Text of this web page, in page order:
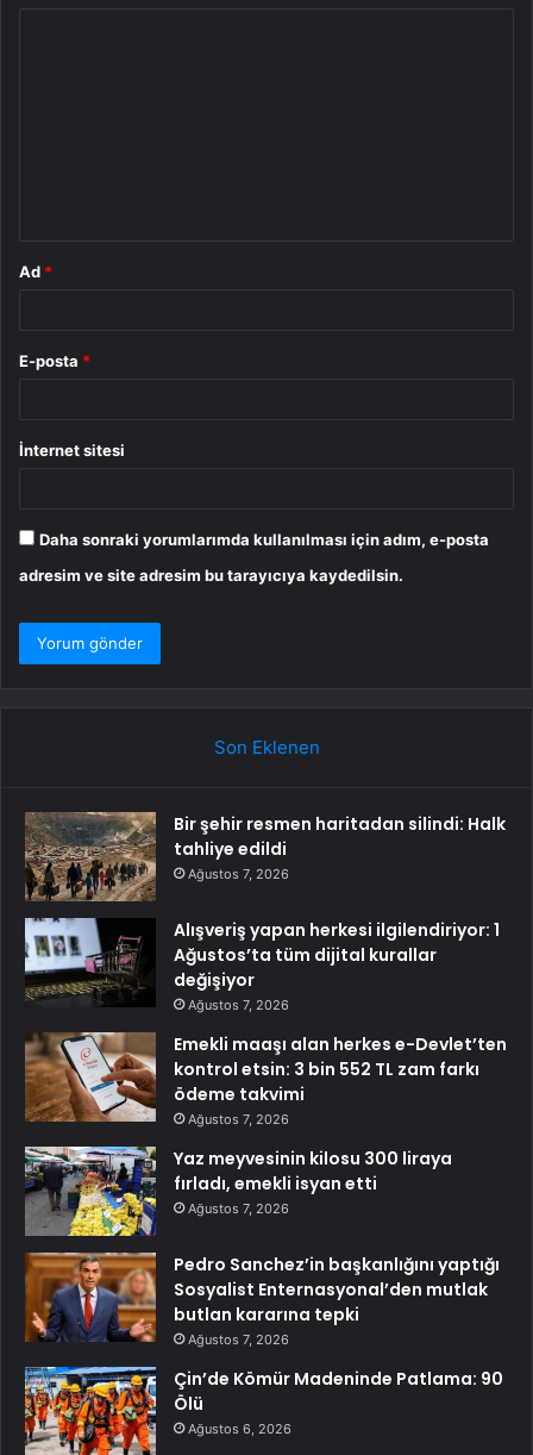
Ad *
E-posta *
İnternet sitesi
Daha sonraki yorumlarımda kullanılması için adım, e-posta
adresim ve site adresim bu tarayıcıya kaydedilsin.
Son Eklenen
Bir şehir resmen haritadan silindi: Halk
tahliye edildi
Ağustos 7, 2026
Alışveriş yapan herkesi ilgilendiriyor: 1
Ağustos’ta tüm dijital kurallar
değişiyor
Ağustos 7, 2026
Emekli maaşı alan herkes e-Devlet’ten
kontrol etsin: 3 bin 552 TL zam farkı
ödeme takvimi
Ağustos 7, 2026
Yaz meyvesinin kilosu 300 liraya
fırladı, emekli isyan etti
Ağustos 7, 2026
Pedro Sanchez’in başkanlığını yaptığı
Sosyalist Enternasyonal’den mutlak
butlan kararına tepki
Ağustos 7, 2026
Çin’de Kömür Madeninde Patlama: 90
Ölü
Ağustos 6, 2026